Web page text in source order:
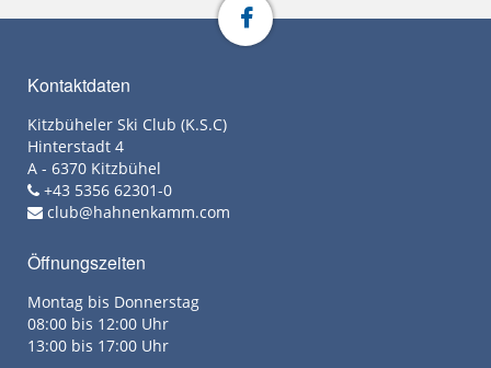
Kontaktdaten
Kitzbüheler Ski Club (K.S.C)
Hinterstadt 4
A - 6370 Kitzbühel
+43 5356 62301-0
club@hahnenkamm.com
Öffnungszeiten
Montag bis Donnerstag
08:00 bis 12:00 Uhr
13:00 bis 17:00 Uhr